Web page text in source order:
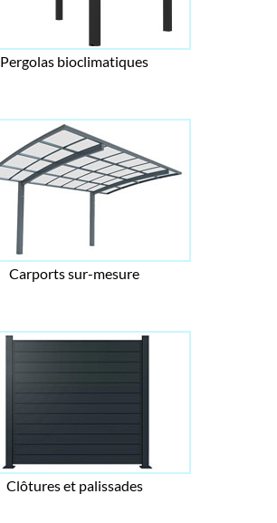
Pergolas bioclimatiques
Carports sur-mesure
Clôtures et palissades